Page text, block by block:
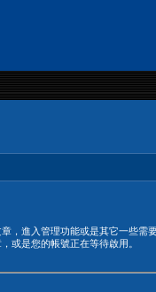
，進入管理功能或是其它一些需
或是您的帳號正在等待啟用。